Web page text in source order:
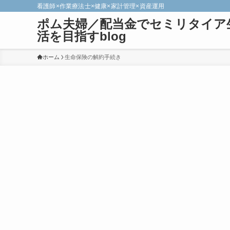
看護師×作業療法士×健康×家計管理×資産運用
ポム夫婦／配当金でセミリタイア
活を目指すblog
ホーム 生命保険の解約手続き